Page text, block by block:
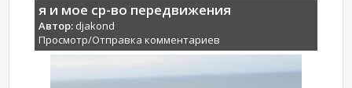
я и мое ср-во передвижения
Автор: djakond
Просмотр/Отправка комментариев